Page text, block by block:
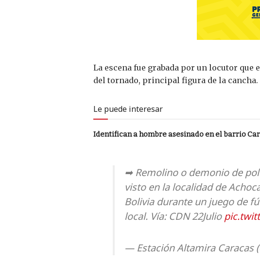
La escena fue grabada por un locutor
del tornado, principal figura de la cancha.
Le puede interesar
Identifican a hombre asesinado en el barrio
➡ Remolino o demonio de
visto en la localidad de
Bolivia durante un juego de
local. Vía: CDN 22Julio
— Estación Altamira Caracas